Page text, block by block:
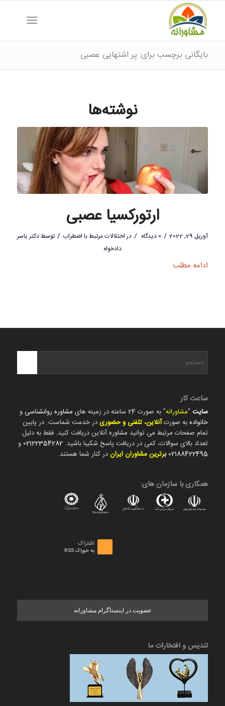
بایگانی برچسب برای: پر اشتهایی عصبی
نوشته‌ها
ارتورکسیا عصبی
آوریل 29, 2022 / 0 دیدگاه / دراختلالات مرتبط با اضطراب / توسطدکتر یاسر
دادخواه
ادامه مطلب
ساعت کار
سایت"مشاورانه" به صورت 24 ساعته در زمینه های مشاوره روانشناسی و
خانوادهبه صورتآنلاین، تلفنی و حضوریدر خدمت شماست. در پایین
تمام صفحات مرتبط می توانید مشاوره آنلاین دریافت کنید. فقط به دلیل
تعداد بالای سوالات، کمی در دریافت پاسخ شکیبا باشید. 02122354282 و
02188422495 برترین مشاوران ایراندر کنار شما هستند.
همکاری با سازمان های:
اشتراک
به خوراک RSS
عضویت در اینستاگرام مشاورانه
تندیس و افتخارات ما